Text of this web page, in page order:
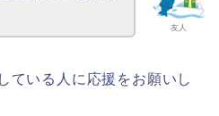
友人
ている人に応援をお願いし